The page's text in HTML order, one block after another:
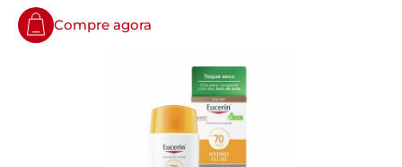
Compre agora